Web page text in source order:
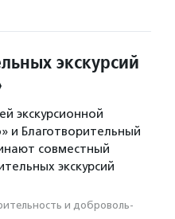
экскурсий
экскурсионной
и Благотворительный
совместный
экскурсий
и доброволь­